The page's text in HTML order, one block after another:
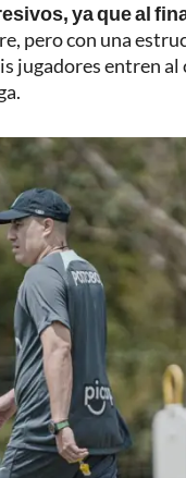
ya que al
pero con una
jugadores entren